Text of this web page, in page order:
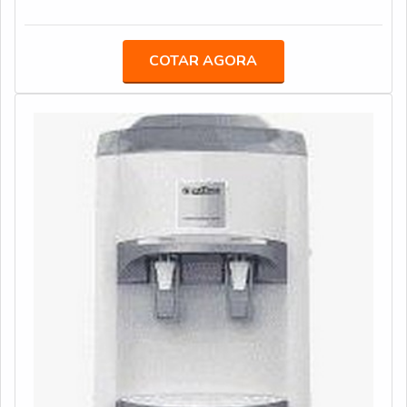
uma série de modelos deste equipamento, a companhia
investe pesado em atendimentos personalizados. Eles,
aliás, se estendem por todo o território brasileiro. A
ECOHOUSE é experiente e inovadora ao mesmo tempo!
interesse é por filtro de água inox industrial, com os
obterá ótima qualidade com soluções para quem busca a
melhor qualidade para a sua água.MAIS DETALHES
SOBRE FILTRO DE ÁGUA INOX INDUSTRIALA
Veneza Filtros objetiva seus reforços em produzir uma
estrutura aos clientes com um escritório de alta
qualidade onde são realizadas as atividades e
equipamentos de última geração, tudo isso para oferecer
filtro de água inox industrial com assertividade.Há muitas
maneiras eficientes de demonstrar competência e
excelência em sua área de atuação. A Veneza Filtros se
mostra referência por ter: Soluções para quem busca a
melhor qualidade para a sua água; Comprometimento
com os resultados dos clientes; Atendimento de forma
orçar com empresas que prezam por produtos e serviços
COTAR AGORA